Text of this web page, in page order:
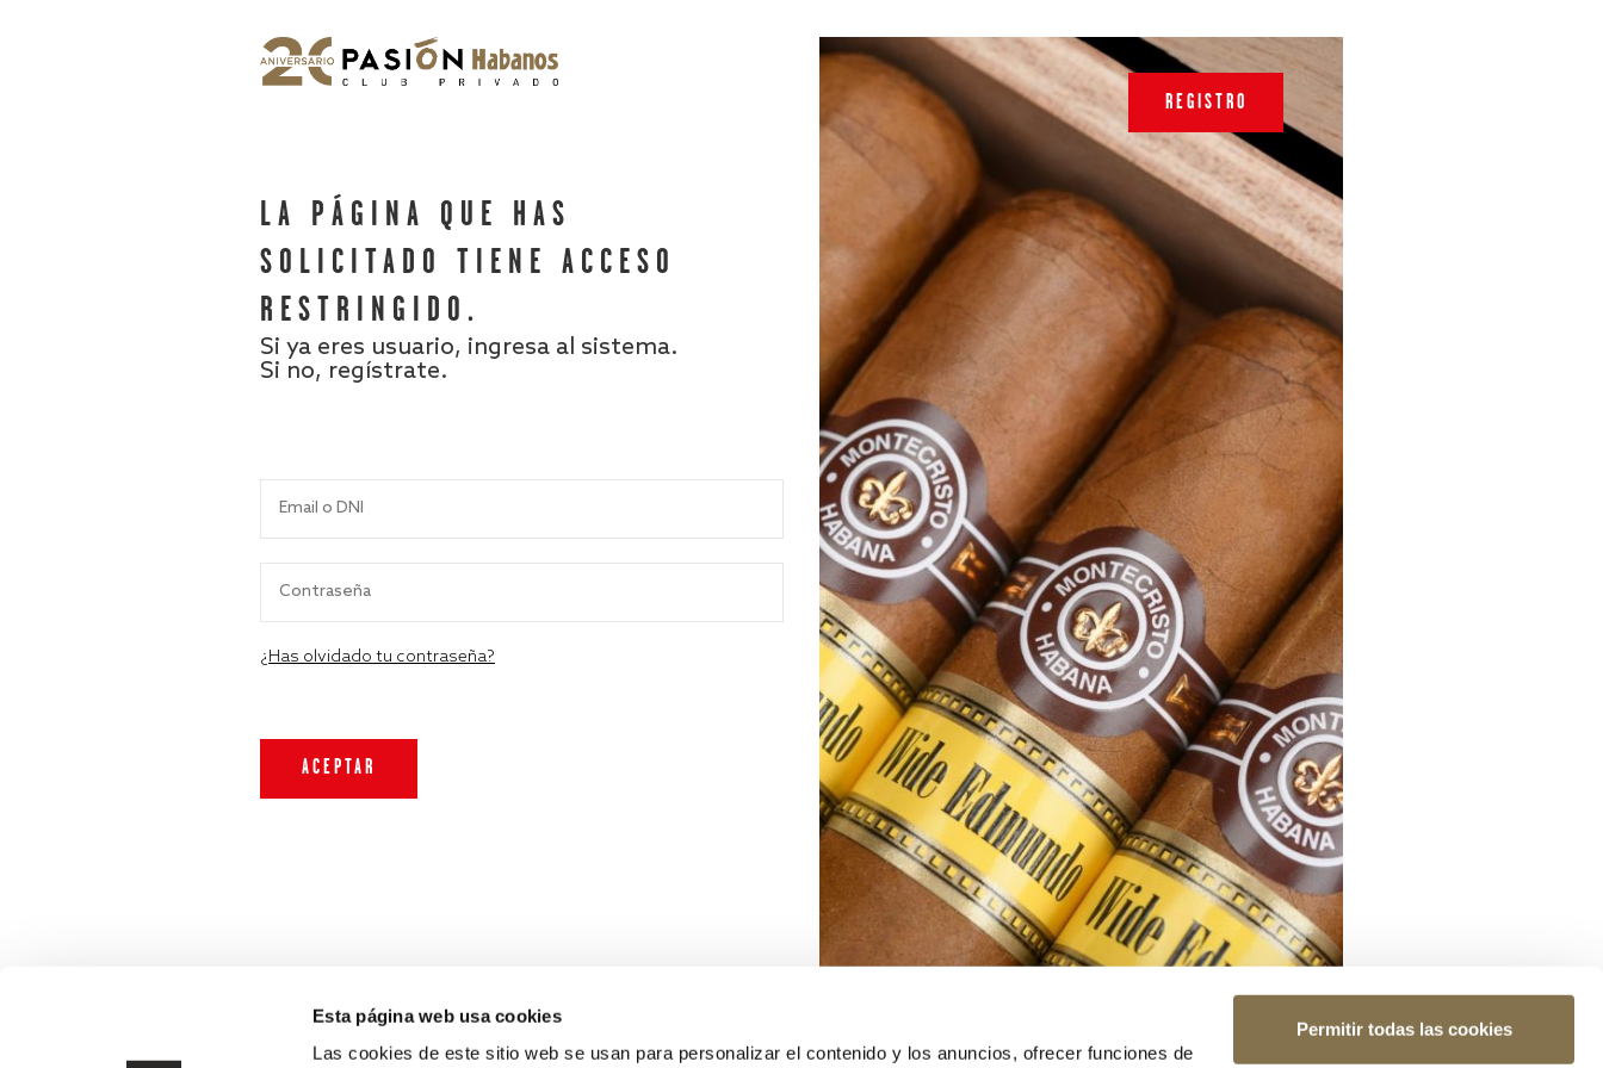
Esta página web usa cookies
Las cookies de este sitio web se usan para personalizar el contenido y los anuncios, ofrecer funciones de
Permitir todas las cookies
LA PÁGINA QUE HAS
SOLICITADO TIENE ACCESO
RESTRINGIDO.
Si ya eres usuario, ingresa al sistema.
Si no, regístrate.
¿Has olvidado tu contraseña?
REGISTRO